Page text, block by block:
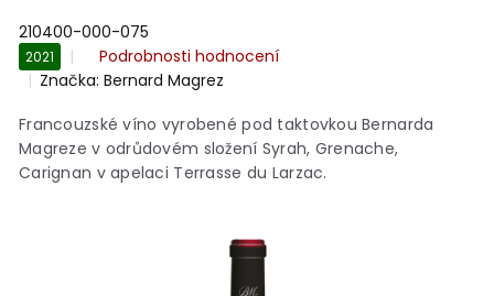
210400-000-075
2021
Průměrné
hodnocení
je
5
Podrobnosti hodnocení
Značka:Bernard Magrez
Francouzské víno vyrobené pod taktovkou Bernarda
Magreze v odrůdovém složení Syrah, Grenache,
Carignan v apelaci Terrasse du Larzac.